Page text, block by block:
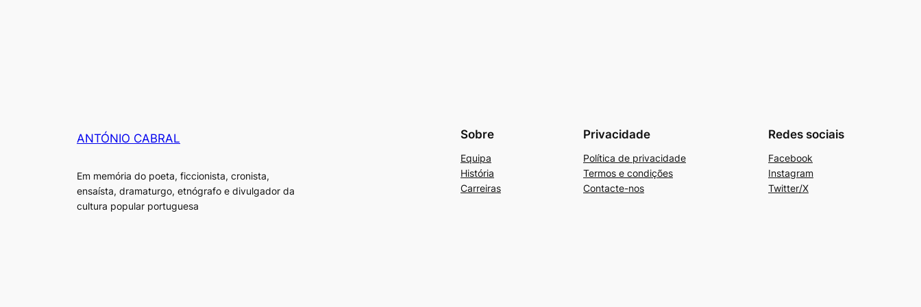
ANTÓNIO CABRAL
Em memória do poeta, ficcionista, cronista,
ensaísta, dramaturgo, etnógrafo e divulgador da
cultura popular portuguesa
Sobre
Equipa
História
Carreiras
Privacidade
Política de privacidade
Termos e condições
Contacte-nos
Redes sociais
Facebook
Instagram
Twitter/X